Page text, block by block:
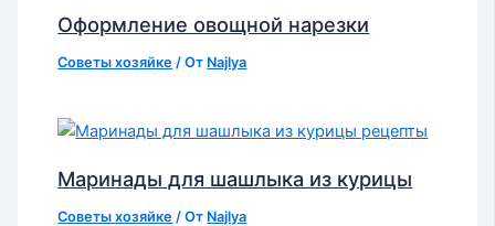
Оформление овощной нарезки
Советы хозяйке / От Najlya
Маринады для шашлыка из курицы
Советы хозяйке / От Najlya